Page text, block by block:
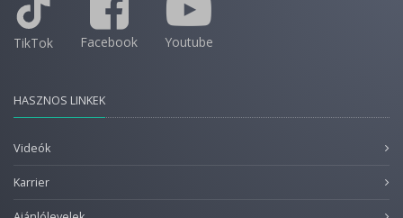
TikTok Facebook Youtube
HASZNOS LINKEK
Videók
Karrier